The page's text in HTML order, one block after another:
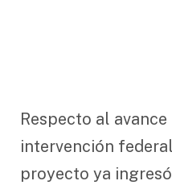
Respecto al
intervención
proyecto ya